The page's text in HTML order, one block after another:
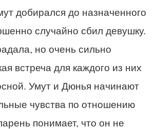
добирался до назначенного
случайно сбил девушку.
но очень сильно
встреча для каждого из них
Умут и Дюнья начинают
чувства по отношению
понимает, что он не